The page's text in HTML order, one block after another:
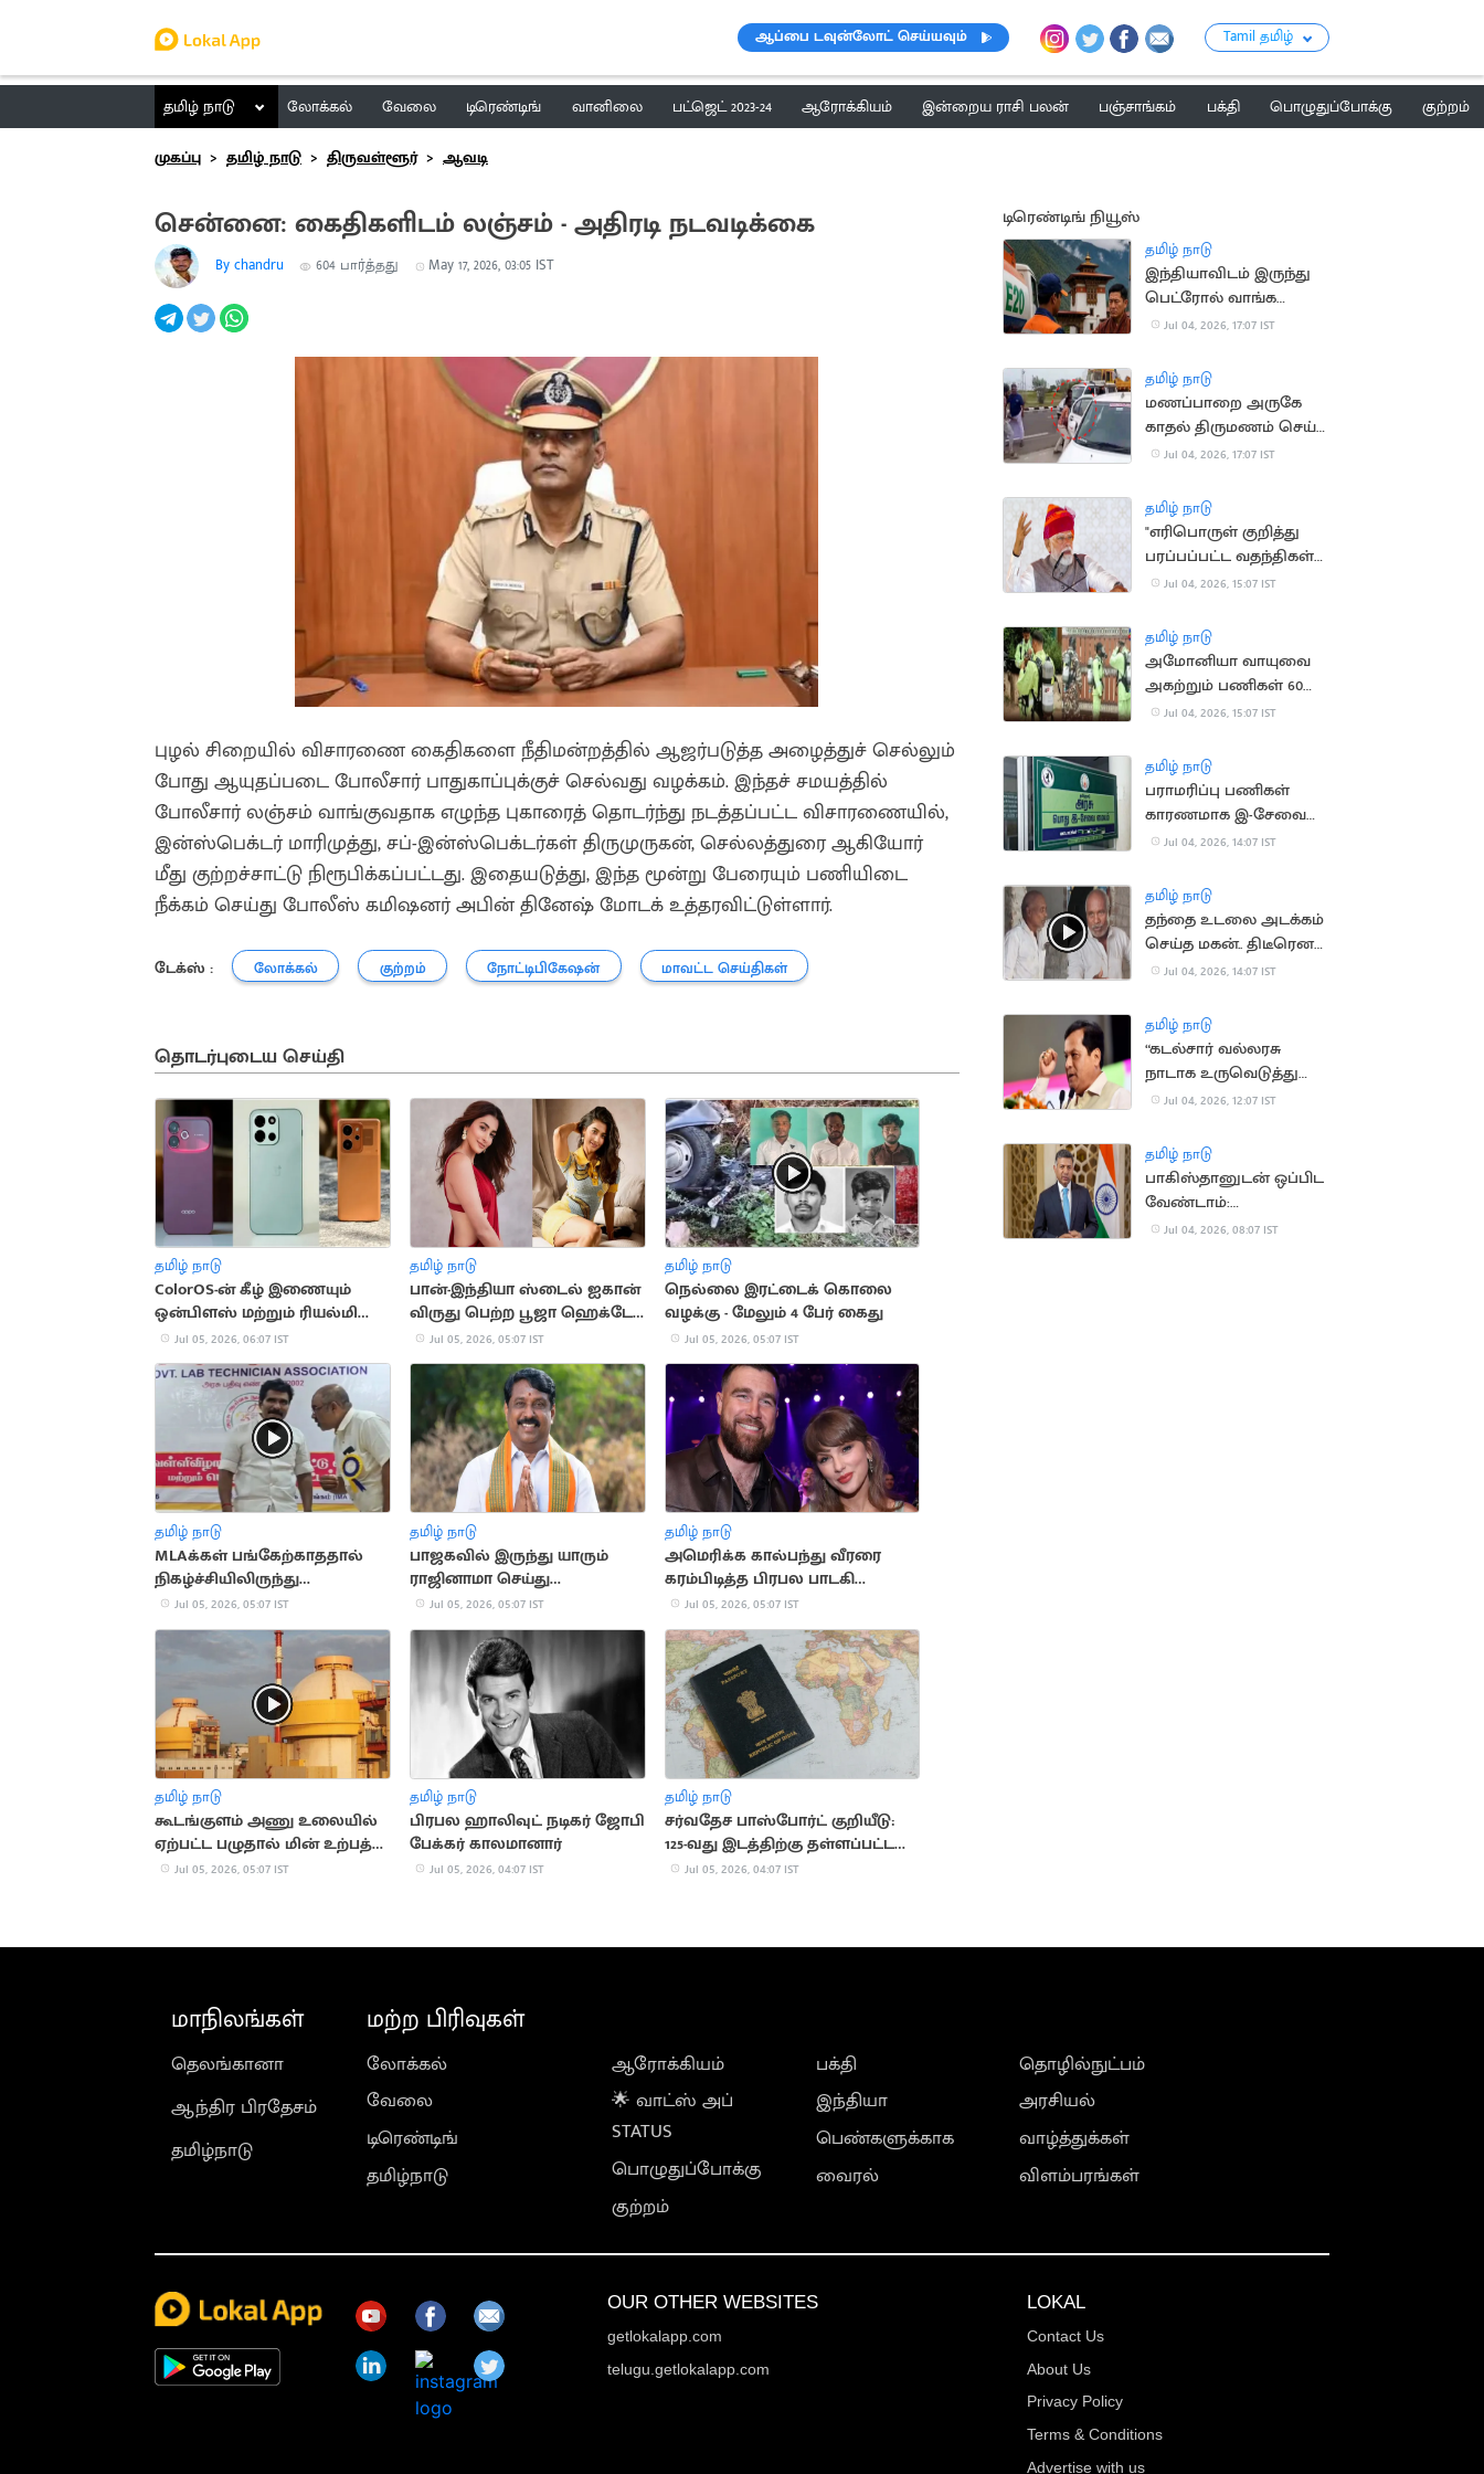
ஆப்பை டவுன்லோட் செய்யவும் Tamil தமிழ்
தமிழ் நாடு லோக்கல் வேலை டிரெண்டிங் வானிலை பட்ஜெட் 2023-24 ஆரோக்கியம் இன்றைய ராசி பலன் பஞ்சாங்கம் பக்தி பொழுதுப்போக்கு
குற்றம்
முகப்பு
தமிழ் நாடு திருவள்ளூர் ஆவடி
சென்னை: கைதிகளிடம் லஞ்சம் - அதிரடி நடவடிக்கை
By chandru 604 பார்த்தது May 17, 2026, 03:05 IST
புழல் சிறையில் விசாரணை கைதிகளை நீதிமன்றத்தில் ஆஜர்படுத்த அழைத்துச் செல்லும்
போது ஆயுதப்படை போலீசார் பாதுகாப்புக்குச் செல்வது வழக்கம். இந்தச் சமயத்தில்
போலீசார் லஞ்சம் வாங்குவதாக எழுந்த புகாரைத் தொடர்ந்து நடத்தப்பட்ட விசாரணையில்,
இன்ஸ்பெக்டர் மாரிமுத்து, சப்-இன்ஸ்பெக்டர்கள் திருமுருகன், செல்லத்துரை ஆகியோர்
மீது குற்றச்சாட்டு நிரூபிக்கப்பட்டது. இதையடுத்து, இந்த மூன்று பேரையும் பணியிடை
நீக்கம் செய்து போலீஸ் கமிஷனர் அபின் தினேஷ் மோடக் உத்தரவிட்டுள்ளார்.
டேக்ஸ் : லோக்கல் குற்றம் நோட்டிபிகேஷன் மாவட்ட செய்திகள்
தொடர்புடைய செய்தி
தமிழ் நாடு
ColorOS-ன் கீழ் இணையும்
ஒன்பிளஸ் மற்றும் ரியல்மி
ஸ்மார்ட்போன்கள்
Jul 05, 2026, 06:07 IST
தமிழ் நாடு
பான்-இந்தியா ஸ்டைல் ஐகான்
விருது பெற்ற பூஜா ஹெக்டே
நெகிழ்ச்சி
Jul 05, 2026, 05:07 IST
தமிழ் நாடு
நெல்லை இரட்டைக் கொலை
வழக்கு - மேலும் 4 பேர் கைது
Jul 05, 2026, 05:07 IST
தமிழ் நாடு
MLAக்கள் பங்கேற்காததால்
நிகழ்ச்சியிலிருந்து
வெளியேறிய அமைச்சர்
Jul 05, 2026, 05:07 IST
தமிழ் நாடு
பாஜகவில் இருந்து யாரும்
ராஜினாமா செய்து
வெளியேறவில்லை - நயினார்
Jul 05, 2026, 05:07 IST
தமிழ் நாடு
அமெரிக்க கால்பந்து வீரரை
கரம்பிடித்த பிரபல பாடகி
டெய்லர் ஸ்விஃப்ட்
Jul 05, 2026, 05:07 IST
தமிழ் நாடு
கூடங்குளம் அணு உலையில்
ஏற்பட்ட பழுதால் மின் உற்பத்தி
நிறுத்தம்
Jul 05, 2026, 05:07 IST
தமிழ் நாடு
பிரபல ஹாலிவுட் நடிகர் ஜோபி
பேக்கர் காலமானார்
Jul 05, 2026, 04:07 IST
தமிழ் நாடு
சர்வதேச பாஸ்போர்ட் குறியீடு:
125-வது இடத்திற்கு தள்ளப்பட்ட
இந்தியா
Jul 05, 2026, 04:07 IST
டிரெண்டிங் நியூஸ்
தமிழ் நாடு
இந்தியாவிடம் இருந்து
பெட்ரோல் வாங்க
பூடான் மறுப்பு
Jul 04, 2026, 17:07 IST
தமிழ் நாடு
மணப்பாறை அருகே
காதல் திருமணம் செய்த
பெண் கடத்தல்
Jul 04, 2026, 17:07 IST
தமிழ் நாடு
"எரிபொருள் குறித்து
பரப்பப்பட்ட வதந்திகள்
பொய்யாக்கப்பட்டன"..
Jul 04, 2026, 15:07 IST
தமிழ் நாடு
அமோனியா வாயுவை
அகற்றும் பணிகள் 60
சதவீதம் நிறைவு..
Jul 04, 2026, 15:07 IST
தமிழ் நாடு
பராமரிப்பு பணிகள்
காரணமாக இ-சேவை
இணையதளம் முடக்கம்
Jul 04, 2026, 14:07 IST
தமிழ் நாடு
தந்தை உடலை அடக்கம்
செய்த மகன்.. திடீரென
உயிருடன் திரும்பியதால்
Jul 04, 2026, 14:07 IST
தமிழ் நாடு
“கடல்சார் வல்லரசு
நாடாக உருவெடுத்து
வரும் இந்தியா”.. மத்திய
Jul 04, 2026, 12:07 IST
தமிழ் நாடு
பாகிஸ்தானுடன் ஒப்பிட
வேண்டாம்:
சீனாவுக்கான இந்திய
Jul 04, 2026, 08:07 IST
மாநிலங்கள்
தெலங்கானா
ஆந்திர பிரதேசம்
தமிழ்நாடு
மற்ற பிரிவுகள்
லோக்கல்
வேலை
டிரெண்டிங்
தமிழ்நாடு
ஆரோக்கியம்
🌟 வாட்ஸ் அப்
STATUS
பொழுதுப்போக்கு
குற்றம்
பக்தி
இந்தியா
பெண்களுக்காக
வைரல்
தொழில்நுட்பம்
அரசியல்
வாழ்த்துக்கள்
விளம்பரங்கள்
OUR OTHER WEBSITES
getlokalapp.com
telugu.getlokalapp.com
LOKAL
Contact Us
About Us
Privacy Policy
Terms & Conditions
Advertise with us